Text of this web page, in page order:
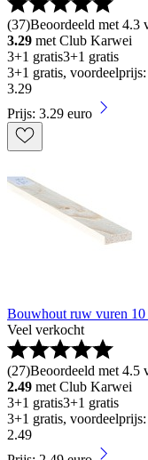
(37)Beoordeeld met 4.3
3.29 met Club Karwei
3+1 gratis3+1 gratis
3+1 gratis,
3.29
Prijs: 3.29 euro
Bouwhout ruw vuren
Veel verkocht
(27)Beoordeeld met 4.5
2.49 met Club Karwei
3+1 gratis3+1 gratis
3+1 gratis,
2.49